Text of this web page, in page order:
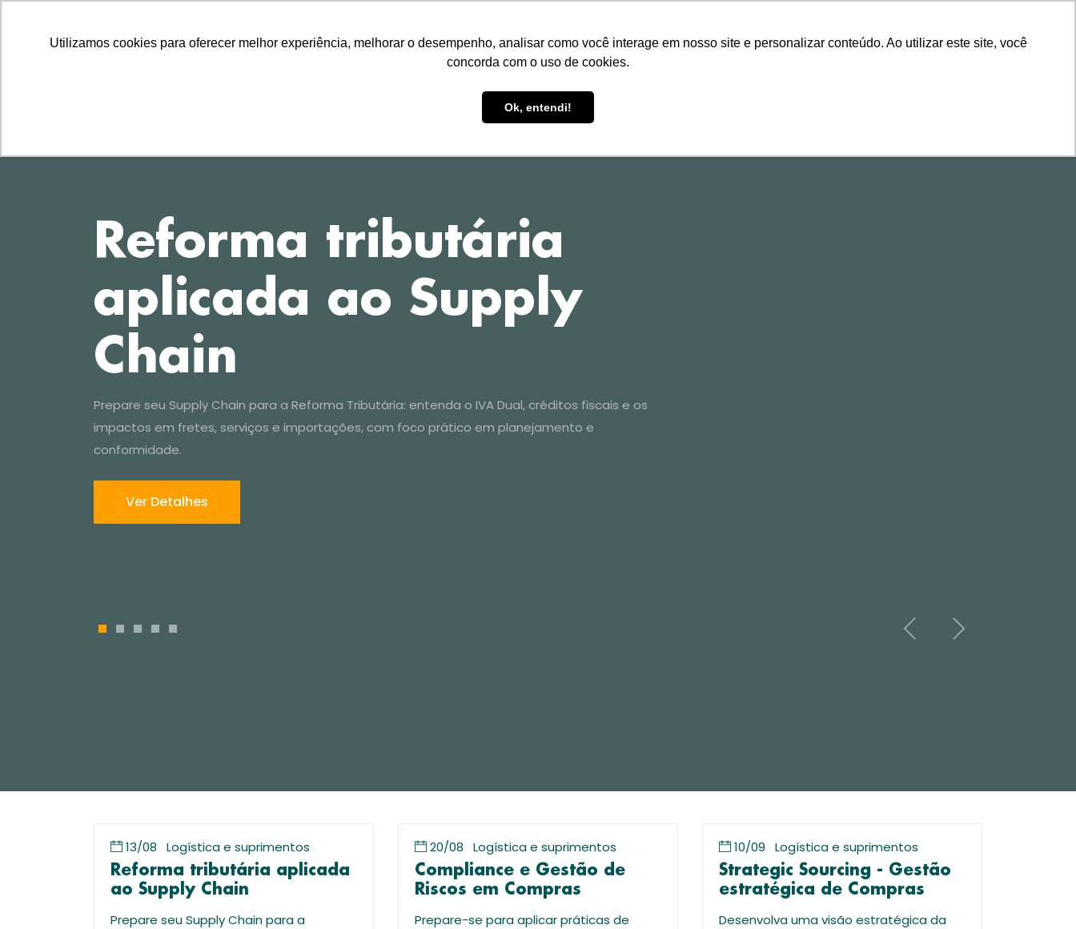
Utilizamos cookies para oferecer melhor experiência, melhorar o desempenho, analisar como você interage em nosso site e personalizar conteúdo. Ao utilizar este site, você
concorda com o uso de cookies.
Ok, entendi!
LLLLLL
1 2 3 4 5
13/08 Logística e suprimentos
Reforma tributária aplicada
ao Supply Chain
Prepare seu Supply Chain para a
20/08 Logística e suprimentos
Compliance e Gestão de
Riscos em Compras
Prepare-se para aplicar práticas de
10/09 Logística e suprimentos
Strategic Sourcing - Gestão
estratégica de Compras
Desenvolva uma visão estratégica da